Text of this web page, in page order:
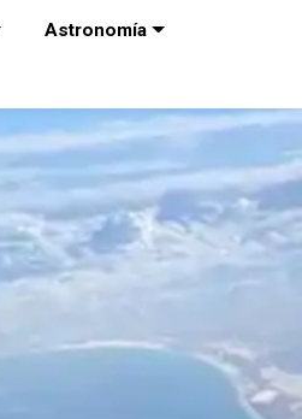
Astronomía